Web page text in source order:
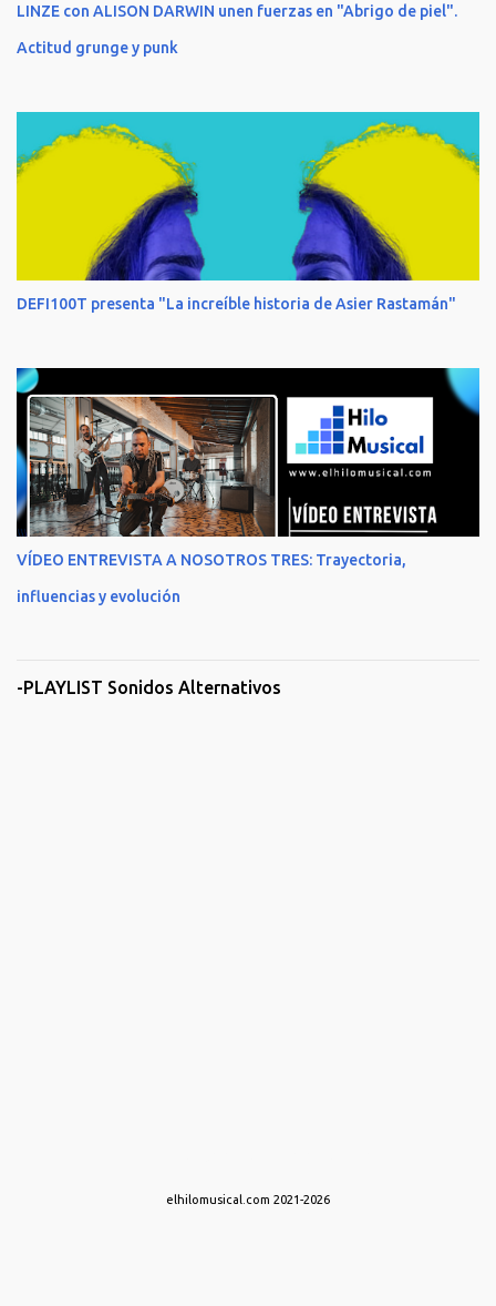
LINZE con ALISON DARWIN unen fuerzas en "Abrigo de piel".
Actitud grunge y punk
DEFI100T presenta "La increíble historia de Asier Rastamán"
VÍDEO ENTREVISTA A NOSOTROS TRES: Trayectoria,
influencias y evolución
-PLAYLIST Sonidos Alternativos
elhilomusical.com 2021-2026